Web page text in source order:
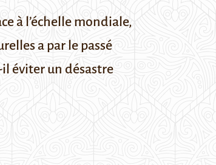
à l’échelle mondiale,
a par le passé
éviter un désastre